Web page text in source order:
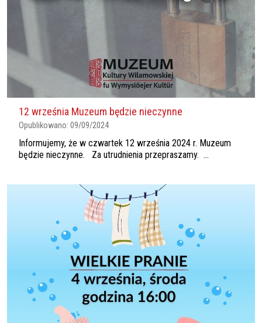
12 września Muzeum będzie nieczynne
Opublikowano: 09/09/2024
Informujemy, że w czwartek 12 września 2024 r. Muzeum
będzie nieczynne. Za utrudnienia przepraszamy. ...